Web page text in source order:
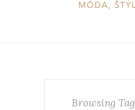
Browsing Tag